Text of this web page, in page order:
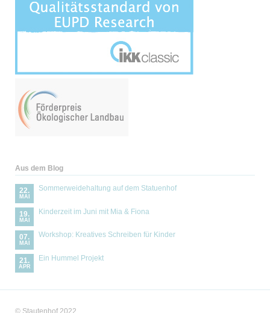
Aus dem Blog
22.
MAI
Sommerweidehaltung auf dem Statuenhof
19.
MAI
Kinderzeit im Juni mit Mia & Fiona
07.
MAI
Workshop: Kreatives Schreiben für Kinder
21.
APR
Ein Hummel Projekt